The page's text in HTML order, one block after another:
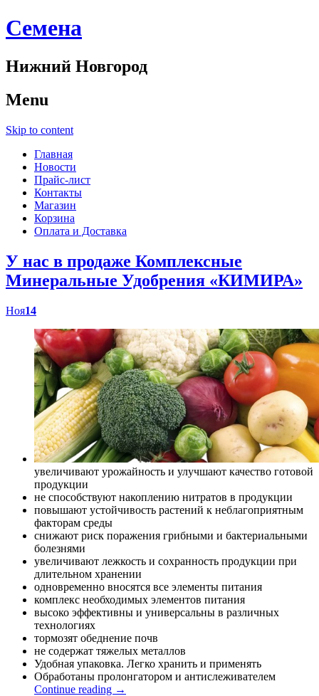
Cемена
Нижний Новгород
Menu
Skip to content
Главная
Новости
Прайс-лист
Контакты
Магазин
Корзина
Оплата и Доставка
У нас в продаже Комплексные
Минеральные Удобрения «КИМИРА»
Ноя14
увеличивают урожайность и улучшают качество готовой
продукции
не способствуют накоплению нитратов в продукции
повышают устойчивость растений к неблагоприятным
факторам среды
снижают риск поражения грибными и бактериальными
болезнями
увеличивают лежкость и сохранность продукции при
длительном хранении
одновременно вносятся все элементы питания
комплекс необходимых элементов питания
высоко эффективны и универсальны в различных
технологиях
тормозят обеднение почв
не содержат тяжелых металлов
Удобная упаковка. Легко хранить и применять
Обработаны пролонгатором и антислеживателем
Continue reading →